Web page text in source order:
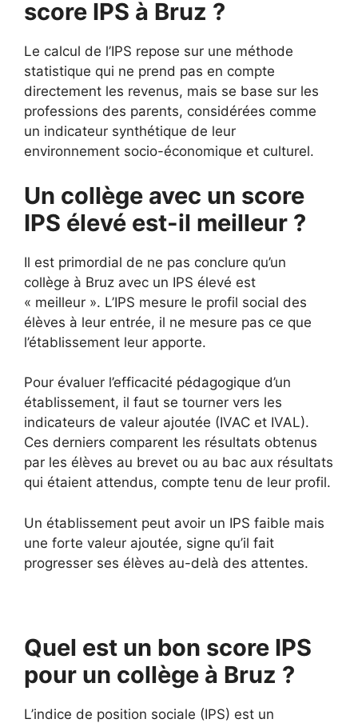
score IPS à Bruz ?
Le calcul de l’IPS repose sur une méthode
statistique qui ne prend pas en compte
directement les revenus, mais se base sur les
professions des parents, considérées comme
un indicateur synthétique de leur
environnement socio-économique et culturel.
Un collège avec un score
IPS élevé est-il meilleur ?
Il est primordial de ne pas conclure qu’un
collège à Bruz avec un IPS élevé est
« meilleur ». L’IPS mesure le profil social des
élèves à leur entrée, il ne mesure pas ce que
l’établissement leur apporte.
Pour évaluer l’efficacité pédagogique d’un
établissement, il faut se tourner vers les
indicateurs de valeur ajoutée (IVAC et IVAL).
Ces derniers comparent les résultats obtenus
par les élèves au brevet ou au bac aux résultats
qui étaient attendus, compte tenu de leur profil.
Un établissement peut avoir un IPS faible mais
une forte valeur ajoutée, signe qu’il fait
progresser ses élèves au-delà des attentes.
Quel est un bon score IPS
pour un collège à Bruz ?
L’indice de position sociale (IPS) est un